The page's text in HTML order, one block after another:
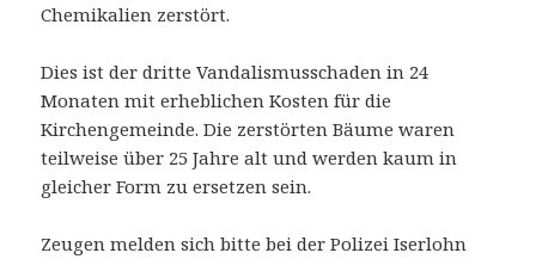
Chemikalien zerstört.
Dies ist der dritte Vandalismusschaden in 24
Monaten mit erheblichen Kosten für die
Kirchengemeinde. Die zerstörten Bäume waren
teilweise über 25 Jahre alt und werden kaum in
gleicher Form zu ersetzen sein.
Zeugen melden sich bitte bei der Polizei Iserlohn